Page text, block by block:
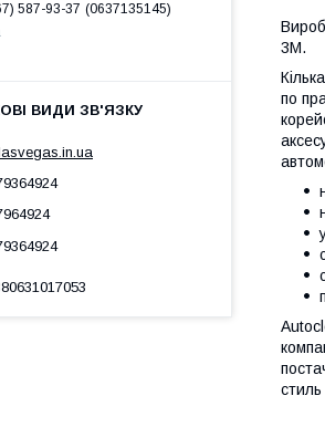
3М.
по
стиль
587-93-37
0637135145